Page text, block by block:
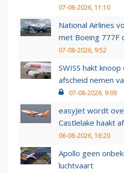
07-08-2026, 11:10
National Airlines
met Boeing 777F
07-08-2026, 9:52
SWISS hakt
afscheid nemen
07-08-2026, 9:09
easyJet wordt
Castlelake haakt af
06-08-2026, 16:20
Apollo geen
luchtvaart